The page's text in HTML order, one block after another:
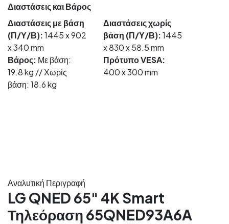
Διαστάσεις και Βάρος
Διαστάσεις με βάση
(Π/Υ/Β):1445 x 902
x 340 mm
Διαστάσεις χωρίς
βάση (Π/Υ/Β):1445
x 830 x 58.5 mm
Βάρος: Με βάση:
19.8 kg // Χωρίς
βάση: 18.6 kg
Πρότυπο VESA:
400 x 300 mm
Αναλυτική Περιγραφή
LG QNED 65" 4K Smart
Τηλεόραση 65QNED93A6A